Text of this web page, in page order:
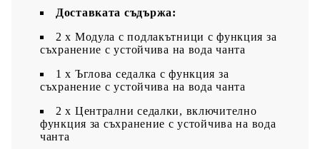
Доставката съдържа:
2 x Модула с подлакътници с функция за
съхранение с устойчива на вода чанта
1 x Ъглова седалка с функция за
съхранение с устойчива на вода чанта
2 x Централни седалки, включително
функция за съхранение с устойчива на вода
чанта